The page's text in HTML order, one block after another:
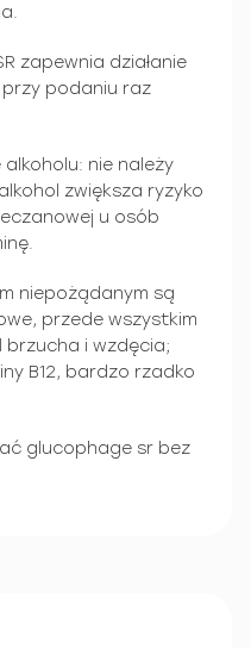
zapewnia działanie
przy podaniu raz
nie należy
zwiększa ryzyko
u osób
niepożądanym są
przede wszystkim
brzucha i wzdęcia;
B12, bardzo rzadko
glucophage sr bez